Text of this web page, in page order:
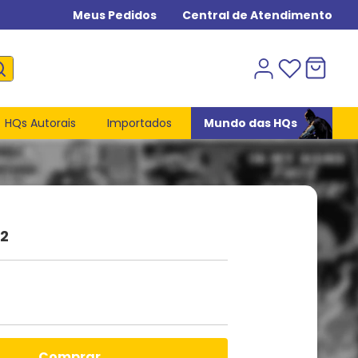
Meus Pedidos Central de Atendimento
HQs Autorais Importados Mundo das HQs